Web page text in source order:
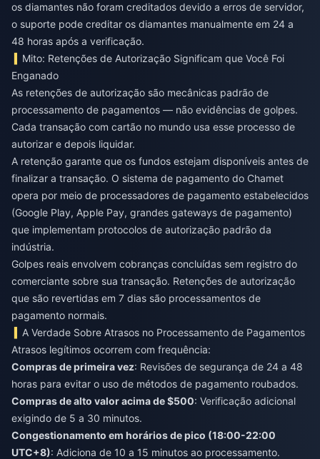
os diamantes não foram creditados devido a erros de servidor,
o suporte pode creditar os diamantes manualmente em 24 a
48 horas após a verificação.
Mito: Retenções de Autorização Significam que Você Foi
Enganado
As retenções de autorização são mecânicas padrão de
processamento de pagamentos — não evidências de golpes.
Cada transação com cartão no mundo usa esse processo de
autorizar e depois liquidar.
A retenção garante que os fundos estejam disponíveis antes de
finalizar a transação. O sistema de pagamento do Chamet
opera por meio de processadores de pagamento estabelecidos
(Google Play, Apple Pay, grandes gateways de pagamento)
que implementam protocolos de autorização padrão da
indústria.
Golpes reais envolvem cobranças concluídas sem registro do
comerciante sobre sua transação. Retenções de autorização
que são revertidas em 7 dias são processamentos de
pagamento normais.
A Verdade Sobre Atrasos no Processamento de Pagamentos
Atrasos legítimos ocorrem com frequência:
Compras de primeira vez: Revisões de segurança de 24 a 48
horas para evitar o uso de métodos de pagamento roubados.
Compras de alto valor acima de $500: Verificação adicional
exigindo de 5 a 30 minutos.
Congestionamento em horários de pico (18:00-22:00
UTC+8): Adiciona de 10 a 15 minutos ao processamento.